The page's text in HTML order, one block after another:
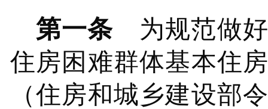
第一条
为规范做
住房困难群体基本住
（住房和城乡建设部